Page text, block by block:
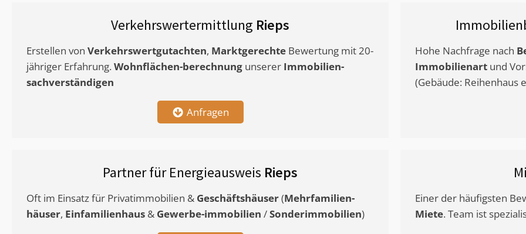
Verkehrswertermittlung Rieps
Erstellen von Verkehrswertgutachten, Marktgerechte Bewertung mit 20-
jähriger Erfahrung. Wohnflächen-berechnung unserer Immobilien-
sachverständigen
Anfragen
Hohe Nachfrage nach
Immobilienart und
(Gebäude: Reihenhaus
Partner für Energieausweis Rieps
Oft im Einsatz für Privatimmobilien & Geschäftshäuser(Mehrfamilien-
häuser, Einfamilienhaus & Gewerbe-immobilien /Sonderimmobilien)
Einer der häufigsten
Miete. Team ist